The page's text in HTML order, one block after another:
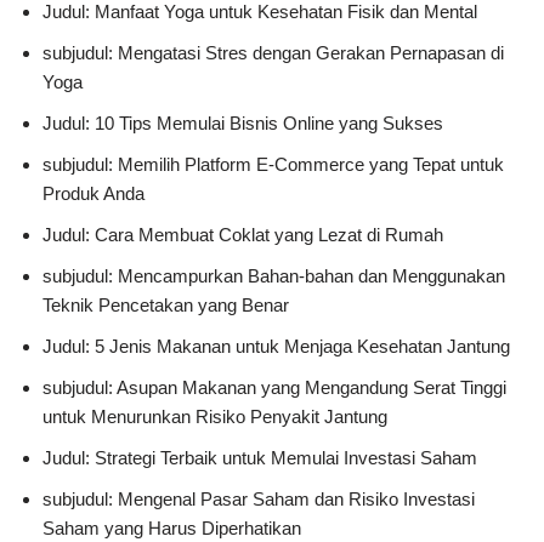
Judul: Manfaat Yoga untuk Kesehatan Fisik dan Mental
subjudul: Mengatasi Stres dengan Gerakan Pernapasan di
Yoga
Judul: 10 Tips Memulai Bisnis Online yang Sukses
subjudul: Memilih Platform E-Commerce yang Tepat untuk
Produk Anda
Judul: Cara Membuat Coklat yang Lezat di Rumah
subjudul: Mencampurkan Bahan-bahan dan Menggunakan
Teknik Pencetakan yang Benar
Judul: 5 Jenis Makanan untuk Menjaga Kesehatan Jantung
subjudul: Asupan Makanan yang Mengandung Serat Tinggi
untuk Menurunkan Risiko Penyakit Jantung
Judul: Strategi Terbaik untuk Memulai Investasi Saham
subjudul: Mengenal Pasar Saham dan Risiko Investasi
Saham yang Harus Diperhatikan